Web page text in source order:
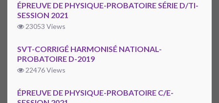
ÉPREUVE DE PHYSIQUE-PROBATOIRE SÉRIE D/TI-
SESSION 2021
23053 Views
SVT-CORRIGÉ HARMONISÉ NATIONAL-
PROBATOIRE D-2019
22476 Views
ÉPREUVE DE PHYSIQUE-PROBATOIRE C/E-